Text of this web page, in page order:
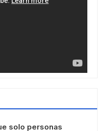
solo personas